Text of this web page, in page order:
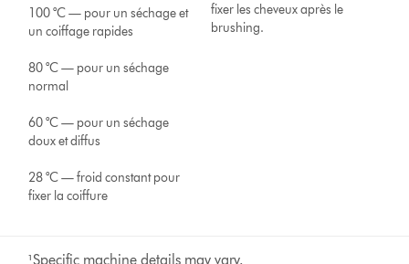
100 °C — pour un séchage et
un coiffage rapides
80 °C — pour un séchage
normal
60 °C — pour un séchage
doux et diffus
28 °C — froid constant pour
fixer la coiffure
fixer les cheveux après le
brushing.
¹Specific machine details may vary.